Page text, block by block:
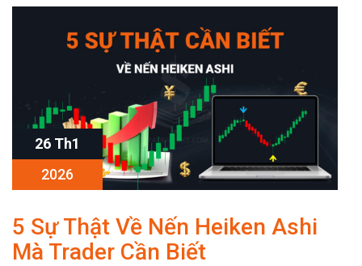
26 Th1
2026
5 Sự Thật Về Nến Heiken Ashi
Mà Trader Cần Biết